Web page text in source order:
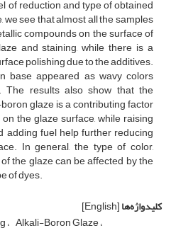
of reduction and type of obtained
see that almost all the samples
compounds on the surface of
and staining, while there is a
polishing due to the additives.
base appeared as wavy colors
The results also show that the
glaze is a contributing factor
the glaze surface, while raising
fuel help further reducing
In general, the type of color,
the glaze can be affected by the
of dyes.
کلیدواژه‌ها[English]
Alkali-Boron Glaze